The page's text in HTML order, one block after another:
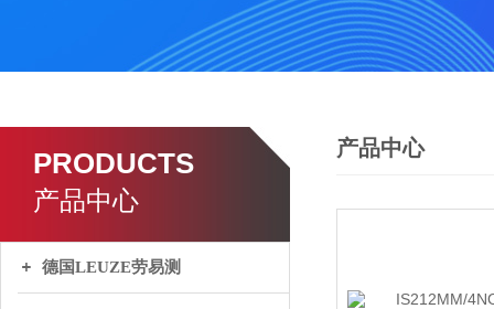
PRODUCTS
产品中心
德国LEUZE劳易测
产品中心